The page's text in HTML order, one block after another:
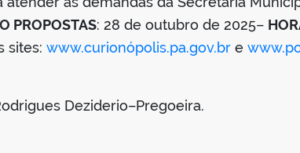
PROPOSTAS: 28 de outubro de 2025–
sites: www.curionópolis.pa.gov.br e
Deziderio–Pregoeira.